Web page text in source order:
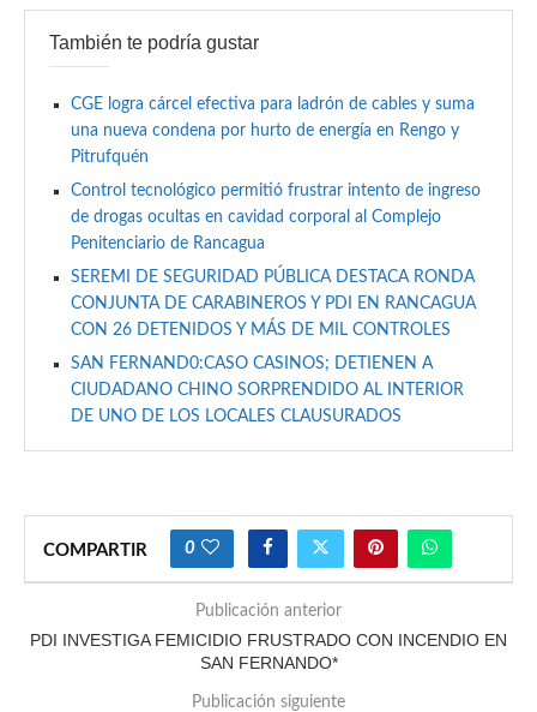
También te podría gustar
CGE logra cárcel efectiva para ladrón de cables y suma
una nueva condena por hurto de energía en Rengo y
Pitrufquén
Control tecnológico permitió frustrar intento de ingreso
de drogas ocultas en cavidad corporal al Complejo
Penitenciario de Rancagua
SEREMI DE SEGURIDAD PÚBLICA DESTACA RONDA
CONJUNTA DE CARABINEROS Y PDI EN RANCAGUA
CON 26 DETENIDOS Y MÁS DE MIL CONTROLES
SAN FERNAND0:CASO CASINOS; DETIENEN A
CIUDADANO CHINO SORPRENDIDO AL INTERIOR
DE UNO DE LOS LOCALES CLAUSURADOS
COMPARTIR 0
Publicación anterior
PDI INVESTIGA FEMICIDIO FRUSTRADO CON INCENDIO EN
SAN FERNANDO*
Publicación siguiente